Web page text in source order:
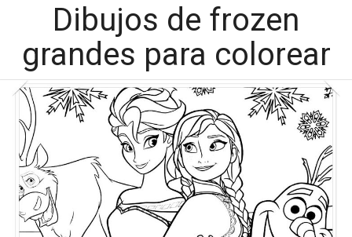
Dibujos de frozen
grandes para colorear